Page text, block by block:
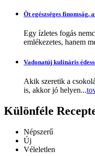
Öt egészséges finomság,
Egy ízletes fogás
emlékezetes, hanem
Vadonatúj kulináris
Akik szeretik a
is, akkor jó helyen...
Különféle
Népszerű
Új
Véleletlen